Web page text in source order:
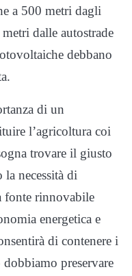
a 500 metri dagli
dalle autostrade
debbano
di un
l’agricoltura coi
trovare il giusto
necessità di
fonte rinnovabile
energetica e
di contenere i
preservare